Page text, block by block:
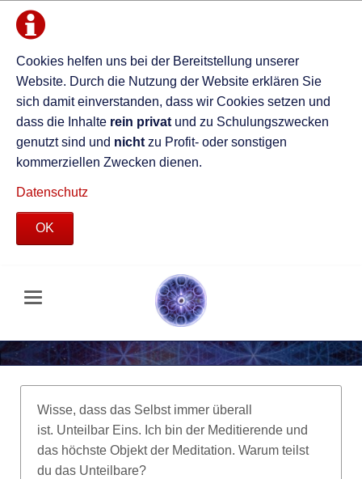
Cookies helfen uns bei der Bereitstellung unserer
Website. Durch die Nutzung der Website erklären Sie
sich damit einverstanden, dass wir Cookies setzen und
dass die Inhalte rein privat und zu Schulungszwecken
genutzt sind und nicht zu Profit- oder sonstigen
kommerziellen Zwecken dienen.
Datenschutz
OK
Wisse, dass das Selbst immer überall
ist. Unteilbar Eins. Ich bin der Meditierende und
das höchste Objekt der Meditation. Warum teilst
du das Unteilbare?